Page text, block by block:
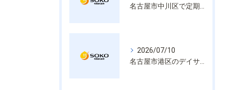
名古屋市中川区で定期的な消防設備点検や整備はいざという時の命を守る安心管理
2026/07/10
名古屋市港区のデイサービス消防設備点検は消火器具や誘導灯も丁寧に作業を進めます